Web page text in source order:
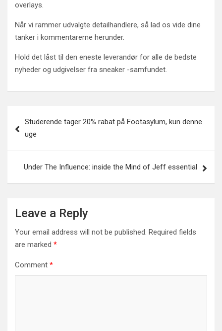
overlays.
Når vi rammer udvalgte detailhandlere, så lad os vide dine
tanker i kommentarerne herunder.
Hold det låst til den eneste leverandør for alle de bedste
nyheder og udgivelser fra sneaker -samfundet.
navigation
Studerende tager 20% rabat på Footasylum, kun denne
uge
Under The Influence: inside the Mind of Jeff essential
Leave a Reply
Your email address will not be published. Required fields
are marked *
Comment *